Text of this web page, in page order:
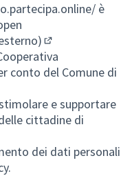
è
(Collegamento
conto del Comune di
e supportare
cittadine di
dei dati personali